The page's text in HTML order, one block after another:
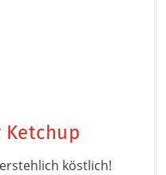
köstlich!